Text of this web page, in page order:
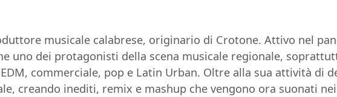
musicale calabrese, originario di Crotone. Attivo nel
uno dei protagonisti della scena musicale regionale,
commerciale, pop e Latin Urban. Oltre alla sua attività di
creando inediti, remix e mashup che vengono ora suonati